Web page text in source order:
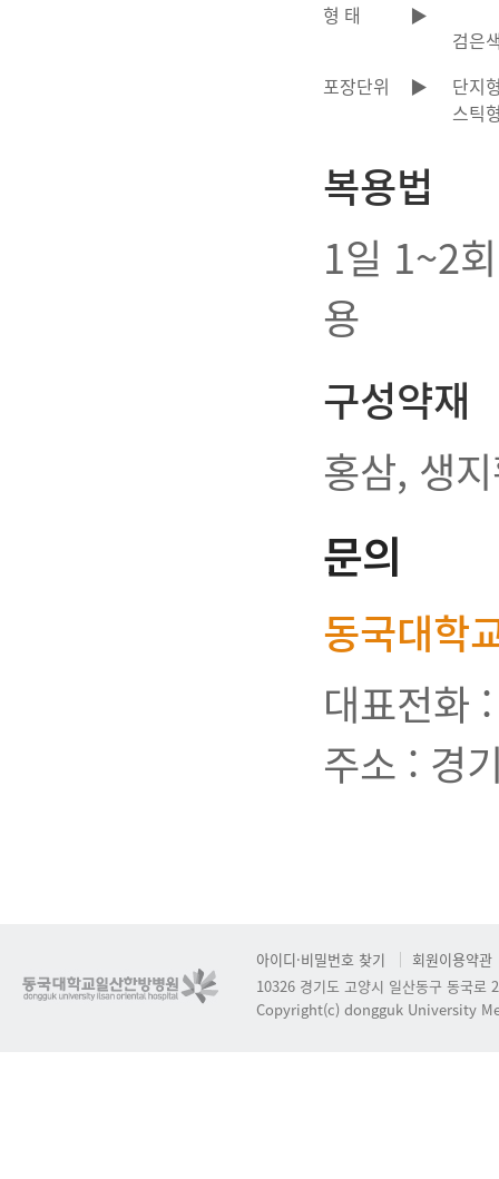
형 태
▶
검은
포장단위
▶
단지
스틱
복용법
1일 1~2
용
구성약재
홍삼, 생
문의
동국대학
대표전화
주소 : 경
아이디·비밀번호 찾기
회원이용약관
10326 경기도 고양시 일산동구 동국로
Copyright(c) dongguk University